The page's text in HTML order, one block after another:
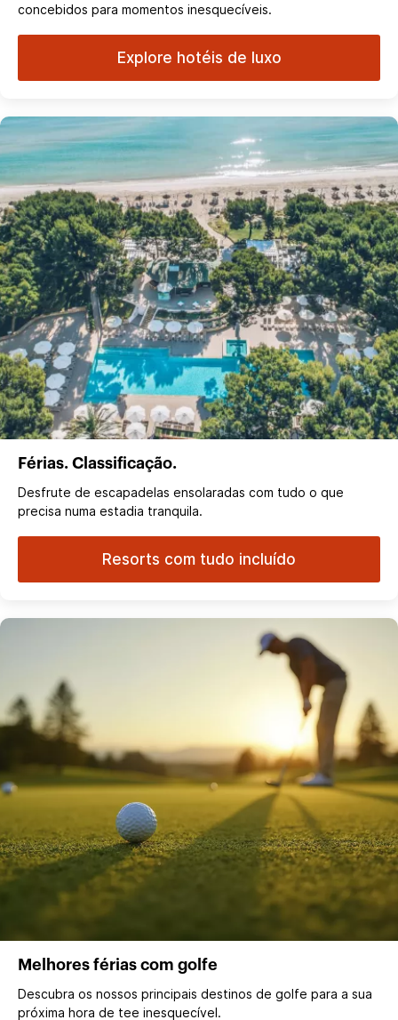
concebidos para momentos inesquecíveis.
Explore hotéis de luxo
Férias. Classificação.
Desfrute de escapadelas ensolaradas com tudo o que
precisa numa estadia tranquila.
Resorts com tudo incluído
Melhores férias com golfe
Descubra os nossos principais destinos de golfe para a sua
próxima hora de tee inesquecível.